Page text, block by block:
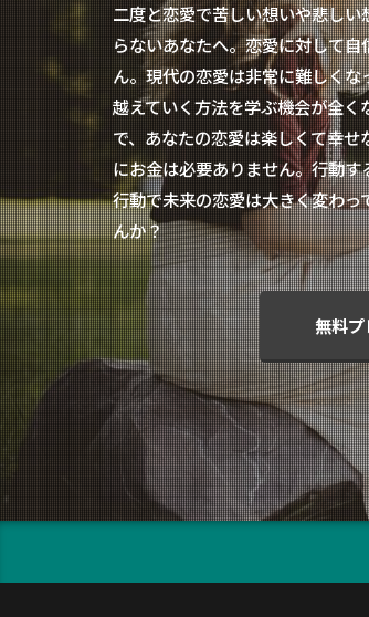
二度と恋愛で苦しい想いや悲し
らないあなたへ。恋愛に対して
ん。現代の恋愛は非常に難しく
越えていく方法を学ぶ機会が全く
で、あなたの恋愛は楽しくて幸せ
にお金は必要ありません。行動
行動で未来の恋愛は大きく変わっ
んか？
無料プ